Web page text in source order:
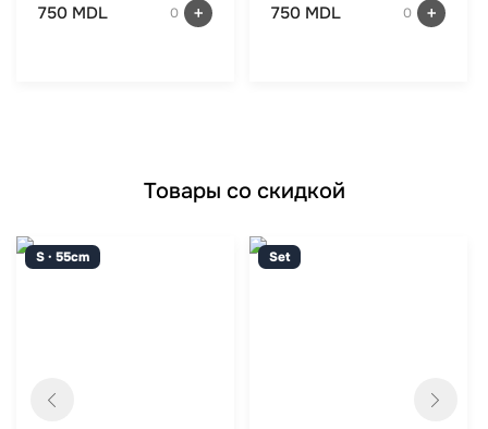
750 MDL 0 750 MDL 0
Товары со скидкой
S · 55cm Set